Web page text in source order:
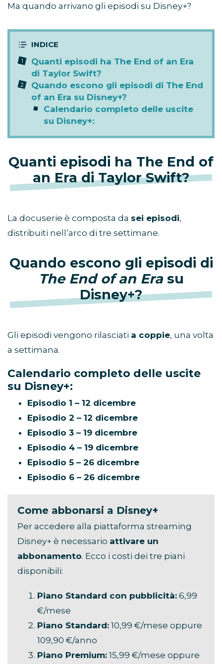
Ma quando arrivano gli episodi su Disney+?
Quanti episodi ha The End of an Era
di Taylor Swift?
Quando escono gli episodi di The End
of an Era su Disney+?
Calendario completo delle uscite
su Disney+:
Quanti episodi ha The End of
an Era di Taylor Swift?
La docuserie è composta da sei episodi,
distribuiti nell’arco di tre settimane.
Quando escono gli episodi di
The End of an Erasu
Disney+?
Gli episodi vengono rilasciati a coppie, una volta
a settimana.
Calendario completo delle uscite
su Disney+:
Episodio 1 – 12 dicembre
Episodio 2 – 12 dicembre
Episodio 3 – 19 dicembre
Episodio 4 – 19 dicembre
Episodio 5 – 26 dicembre
Episodio 6 – 26 dicembre
Come abbonarsi a Disney+
Per accedere alla piattaforma streaming
Disney+ è necessario attivare un
abbonamento. Ecco i costi dei tre piani
disponibili:
Piano Standard con pubblicità: 6,99
€/mese
Piano Standard: 10,99 €/mese oppure
109,90 €/anno
Piano Premium: 15,99 €/mese oppure